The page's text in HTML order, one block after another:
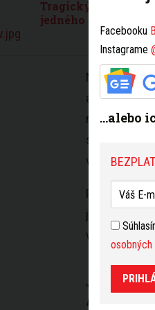
Tragický požiar v
jedného z bytov a
Niektoré
alebo vodiči
mieste, ako
skríningový
v organizme.
Polícia
je zvýšiť
vodiči
„
Vo
budeme
Facebooku
Instagrame
...alebo
osobných